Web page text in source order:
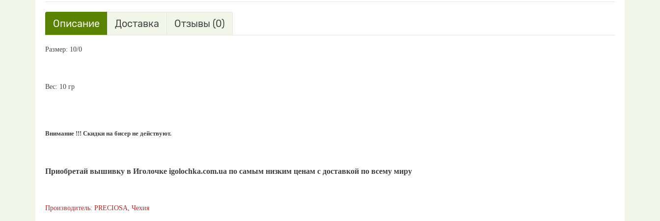
Описание Доставка Отзывы (0)
Размер: 10/0
Вес: 10 гр
Внимание !!! Скидки на бисер не действуют.
Приобретай вышивку в Иголочке igolochka.com.ua по самым низким ценам с доставкой по всему миру
Производитель: PRECIOSA, Чехия